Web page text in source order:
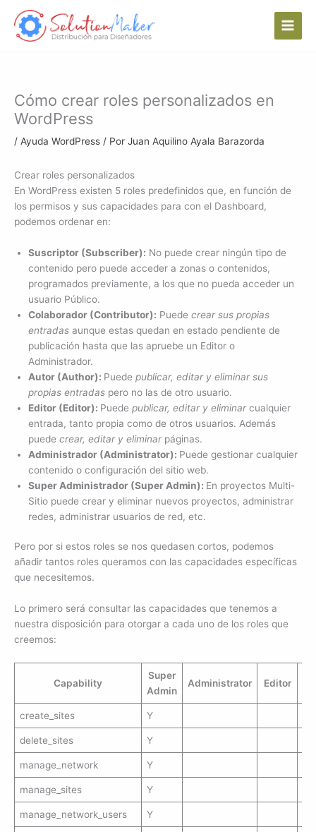
contenido
Cómo crear roles personalizados en
WordPress
/ Ayuda WordPress / Por Juan Aquilino Ayala Barazorda
Crear roles personalizados
En WordPress existen 5 roles predefinidos que, en función de
los permisos y sus capacidades para con el Dashboard,
podemos ordenar en:
Suscriptor (Subscriber): No puede crear ningún tipo de
contenido pero puede acceder a zonas o contenidos,
programados previamente, a los que no pueda acceder un
usuario Público.
Colaborador (Contributor): Puede crear sus propias
entradas aunque estas quedan en estado pendiente de
publicación hasta que las apruebe un Editor o
Administrador.
Autor (Author): Puede publicar, editar y eliminar sus
propias entradas pero no las de otro usuario.
Editor (Editor): Puede publicar, editar y eliminarcualquier
entrada, tanto propia como de otros usuarios. Además
puede crear, editar y eliminarpáginas.
Administrador (Administrator): Puede gestionar cualquier
contenido o configuración del sitio web.
Super Administrador (Super Admin): En proyectos Multi-
Sitio puede crear y eliminar nuevos proyectos, administrar
redes, administrar usuarios de red, etc.
Pero por si estos roles se nos quedasen cortos, podemos
añadir tantos roles queramos con las capacidades específicas
que necesitemos.
Lo primero será consultar las capacidades que tenemos a
nuestra disposición para otorgar a cada uno de los roles que
creemos:
Capability
Super
Admin
Administrator Editor
create_sites Y
delete_sites Y
manage_network Y
manage_sites Y
manage_network_users Y